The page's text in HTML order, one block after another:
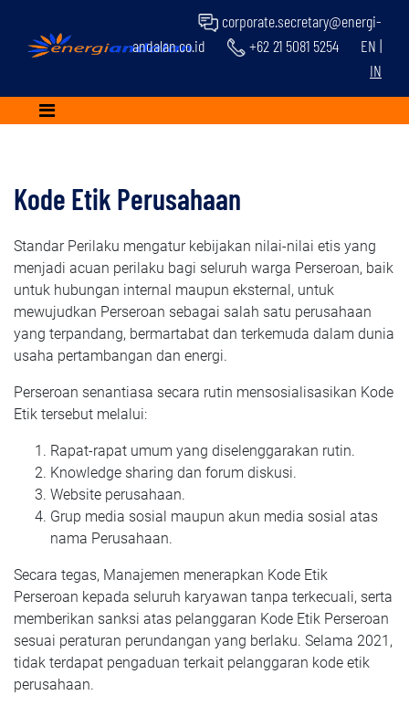
corporate.secretary@energi-
andalan.co.id
+62 21 5081 5254 EN |
IN
Kode Etik Perusahaan
Standar Perilaku mengatur kebijakan nilai-nilai etis yang
menjadi acuan perilaku bagi seluruh warga Perseroan, baik
untuk hubungan internal maupun eksternal, untuk
mewujudkan Perseroan sebagai salah satu perusahaan
yang terpandang, bermartabat dan terkemuda dalam dunia
usaha pertambangan dan energi.
Perseroan senantiasa secara rutin mensosialisasikan Kode
Etik tersebut melalui:
Rapat-rapat umum yang diselenggarakan rutin.
Knowledge sharing dan forum diskusi.
Website perusahaan.
Grup media sosial maupun akun media sosial atas
nama Perusahaan.
Secara tegas, Manajemen menerapkan Kode Etik
Perseroan kepada seluruh karyawan tanpa terkecuali, serta
memberikan sanksi atas pelanggaran Kode Etik Perseroan
sesuai peraturan perundangan yang berlaku. Selama 2021,
tidak terdapat pengaduan terkait pelanggaran kode etik
perusahaan.